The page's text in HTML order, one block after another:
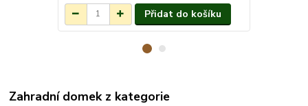
Přidat do košíku
Zahradní domek z kategorie